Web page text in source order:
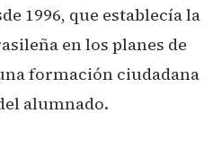
1996, que establecía la
en los planes de
formación ciudadana
alumnado.